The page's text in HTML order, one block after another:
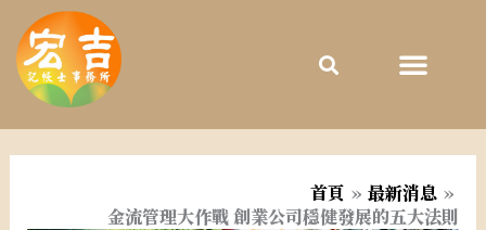
內
容
首頁
最新消息
金流管理大作戰 創業公司穩健發展的五大法則